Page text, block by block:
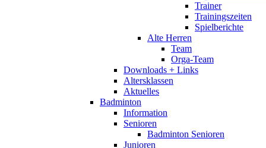
Trainer
Trainingszeiten
Spielberichte
Alte Herren
Team
Orga-Team
Downloads + Links
Altersklassen
Aktuelles
Badminton
Information
Senioren
Badminton Senioren
Junioren